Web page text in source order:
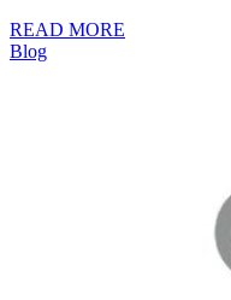
READ MORE
Blog